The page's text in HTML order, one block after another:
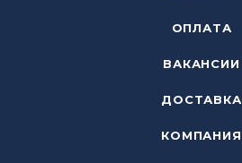
ОПЛАТА
ВАКАНСИИ
ДОСТАВКА
КОМПАНИЯ